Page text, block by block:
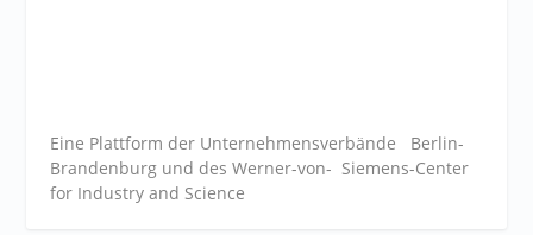
Eine Plattform der Unternehmensverbände Berlin-
Brandenburg und des Werner-von- Siemens-Center
for Industry and Science